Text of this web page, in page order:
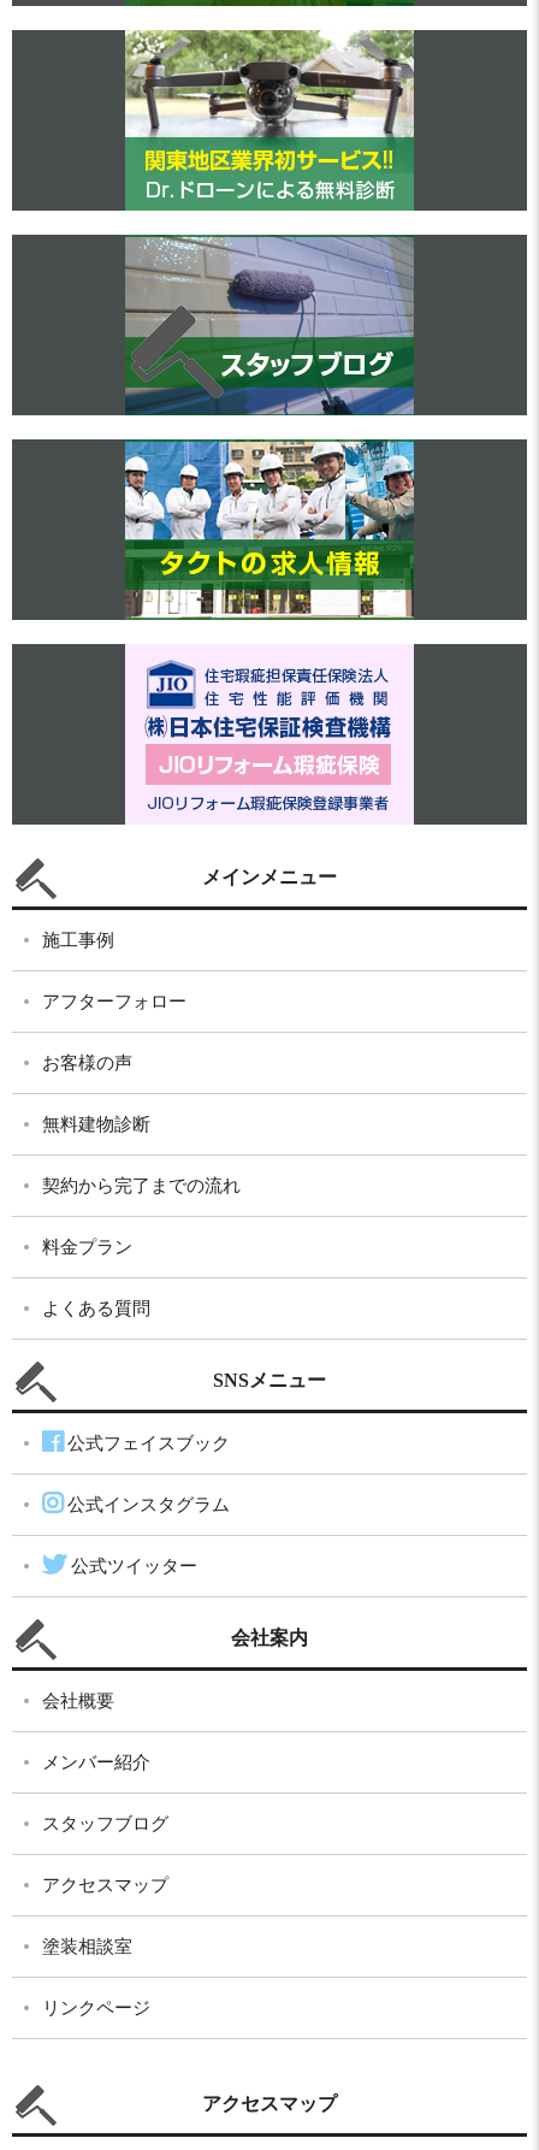
メインメニュー
施工事例
アフターフォロー
お客様の声
無料建物診断
契約から完了までの流れ
料金プラン
よくある質問
SNSメニュー
公式フェイスブック
公式インスタグラム
公式ツイッター
会社案内
会社概要
メンバー紹介
スタッフブログ
アクセスマップ
塗装相談室
リンクページ
アクセスマップ